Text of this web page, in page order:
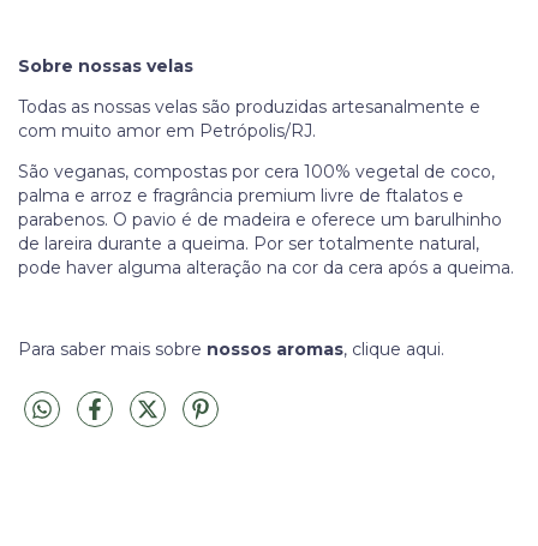
Sobre nossas velas
Todas as nossas velas são produzidas artesanalmente e
com muito amor em Petrópolis/RJ.
São veganas, compostas por cera 100% vegetal de coco,
palma e arroz e fragrância premium livre de ftalatos e
parabenos. O pavio é de madeira e oferece um barulhinho
de lareira durante a queima. Por ser totalmente natural,
pode haver alguma alteração na cor da cera após a queima.
Para saber mais sobre nossos aromas, clique aqui.